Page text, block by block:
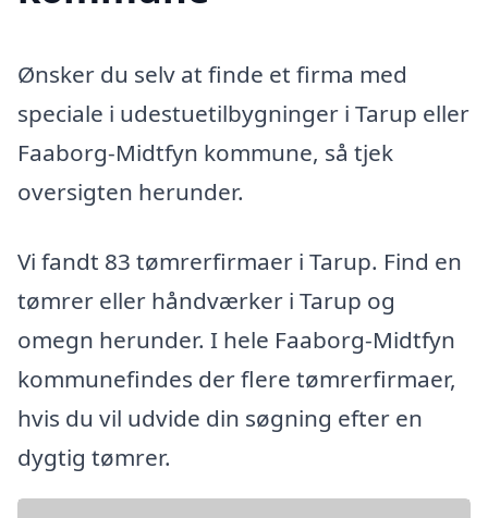
Ønsker du selv at finde et firma med
speciale i udestuetilbygninger i Tarup eller
Faaborg-Midtfyn kommune, så tjek
oversigten herunder.
Vi fandt 83 tømrerfirmaer i Tarup. Find en
tømrer eller håndværker i Tarup og
omegn herunder. I hele Faaborg-Midtfyn
kommunefindes der flere tømrerfirmaer,
hvis du vil udvide din søgning efter en
dygtig tømrer.